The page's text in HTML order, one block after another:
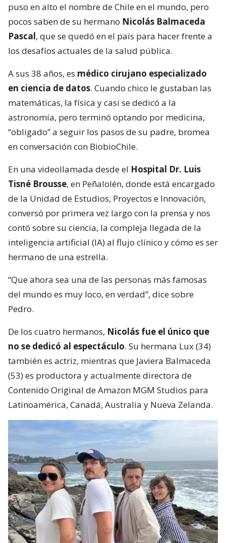
puso en alto el nombre de Chile en el mundo, pero
pocos saben de su hermano Nicolás Balmaceda
Pascal, que se quedó en el país para hacer frente a
los desafíos actuales de la salud pública.
A sus 38 años, es médico cirujano especializado
en ciencia de datos. Cuando chico le gustaban las
matemáticas, la física y casi se dedicó a la
astronomía, pero terminó optando por medicina,
“obligado” a seguir los pasos de su padre, bromea
en conversación con BiobioChile.
En una videollamada desde el Hospital Dr. Luis
Tisné Brousse, en Peñalolén, donde está encargado
de la Unidad de Estudios, Proyectos e Innovación,
conversó por primera vez largo con la prensa y nos
contó sobre su ciencia, la compleja llegada de la
inteligencia artificial (IA) al flujo clínico y cómo es ser
hermano de una estrella.
“Que ahora sea una de las personas más famosas
del mundo es muy loco, en verdad”, dice sobre
Pedro.
De los cuatro hermanos, Nicolás fue el único que
no se dedicó al espectáculo. Su hermana Lux (34)
también es actriz, mientras que Javiera Balmaceda
(53) es productora y actualmente directora de
Contenido Original de Amazon MGM Studios para
Latinoamérica, Canadá, Australia y Nueva Zelanda.